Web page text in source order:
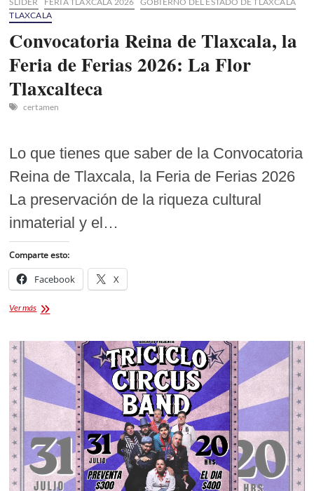
TLAXCALA
Convocatoria Reina de Tlaxcala, la
Feria de Ferias 2026: La Flor
Tlaxcalteca
certamen
Lo que tienes que saber de la Convocatoria
Reina de Tlaxcala, la Feria de Ferias 2026
La preservación de la riqueza cultural
inmaterial y el…
Comparte esto:
Facebook X
Ver másConvocatoria
Tlaxcala,
Feria
2026:
Flor
Tlaxcalteca